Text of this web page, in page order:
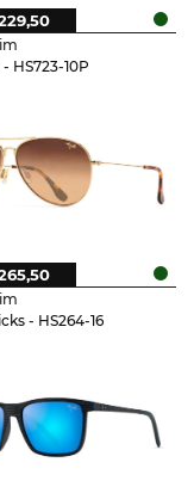
HS723-10P
- HS264-16